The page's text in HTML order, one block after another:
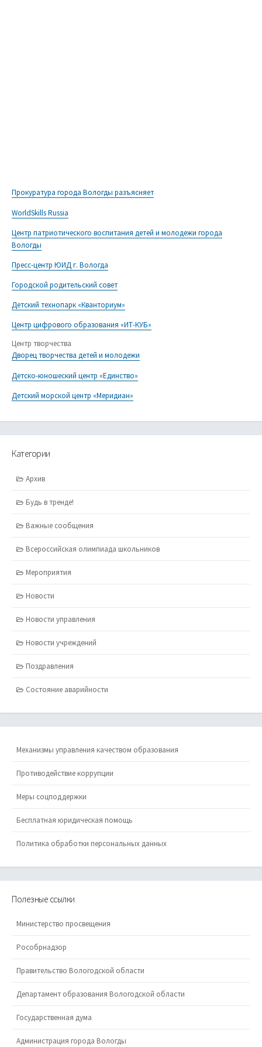
Прокуратура города Вологды разъясняет
WorldSkills Russia
Центр патриотического воспитания детей и молодежи города
Вологды
Пресс-центр ЮИД г. Вологда
Городской родительский совет
Детский технопарк «Кванториум»
Центр цифрового образования «ИТ-КУБ»
Центр творчества
Дворец творчества детей и молодежи
Детско-юношеский центр «Единство»
Детский морской центр «Меридиан»
Категории
Архив
Будь в тренде!
Важные сообщения
Всероссийская олимпиада школьников
Мероприятия
Новости
Новости управления
Новости учреждений
Поздравления
Состояние аварийности
Механизмы управления качеством образования
Противодействие коррупции
Меры соцподдержки
Бесплатная юридическая помощь
Политика обработки персональных данных
Полезные ссылки
Министерство просвещения
Рособрнадзор
Правительство Вологодской области
Департамент образования Вологодской области
Государственная дума
Администрация города Вологды